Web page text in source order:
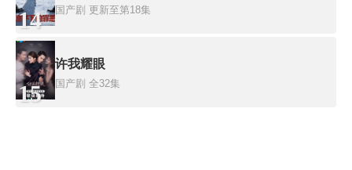
14 国产剧 更新至第18集
15
许我耀眼
国产剧 全32集